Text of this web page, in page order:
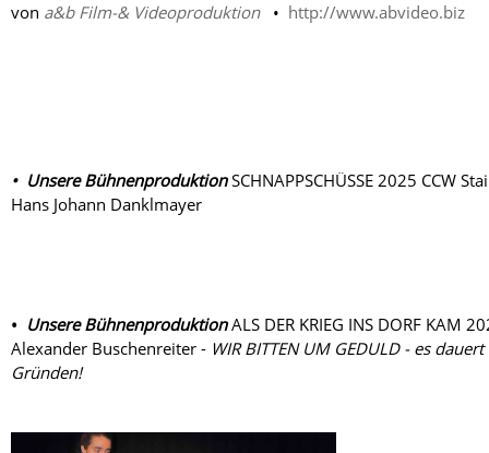
von a&b Film-& Videoproduktion• http://www.abvideo.biz
• Unsere BühnenproduktionSCHNAPPSCHÜSSE 2025 CCW
Hans Johann Danklmayer
• Unsere Bühnenproduktion ALS DER KRIEG INS DORF KAM
Alexander Buschenreiter - WIR BITTEN UM GEDULD - es
Gründen!